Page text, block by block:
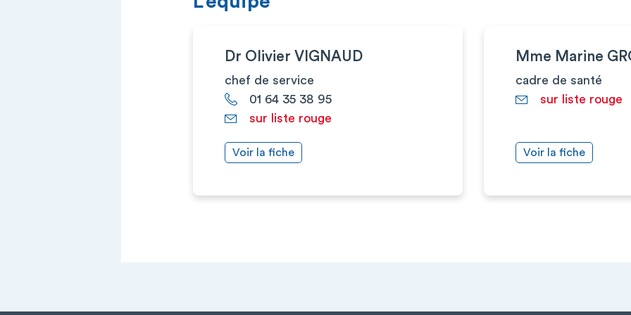
Dr Olivier VIGNAUD
chef de service
01 64 35 38 95
sur liste rouge
Voir la fiche
Mme Marine
cadre de santé
sur liste rouge
Voir la fiche